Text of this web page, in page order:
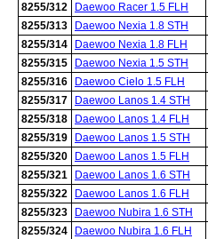
8255/312
Daewoo Racer 1.5 FLH
8255/313
Daewoo Nexia 1.8 STH
8255/314
Daewoo Nexia 1.8 FLH
8255/315
Daewoo Nexia 1.5 STH
8255/316
Daewoo Cielo 1.5 FLH
8255/317
Daewoo Lanos 1.4 STH
8255/318
Daewoo Lanos 1.4 FLH
8255/319
Daewoo Lanos 1.5 STH
8255/320
Daewoo Lanos 1.5 FLH
8255/321
Daewoo Lanos 1.6 STH
8255/322
Daewoo Lanos 1.6 FLH
8255/323
Daewoo Nubira 1.6 STH
8255/324
Daewoo Nubira 1.6 FLH